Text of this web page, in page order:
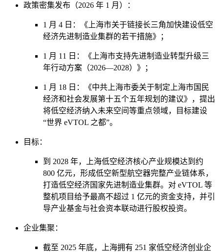
政策密集发布（2026 年 1 月）：
1 月 4 日：《上海市关于链接长三角加快建设低空
经济先进制造业集群的若干措施》；
1 月 11 日：《上海市支持先进制造业转型升级三
年行动方案（2026—2028）》；
1 月 18 日：《中共上海市委关于制定上海市国民
经济和社会发展第十五个五年规划的建议》，提出
将低空经济纳入未来空间等重点领域，目标建设
“世界 eVTOL 之都”。
目标：
到 2028 年，上海低空经济核心产业规模达到约
800 亿元，形成低空新型航空器完整产业链体系，
打造低空经济国家先进制造业集群。对 eVTOL 等
整机项目给予最高不超过 1 亿元的资金支持，并引
导产业基金与社会资本联动进行股权投资。
企业集聚：
截至 2025 年底，上海拥有 251 家低空经济创业企